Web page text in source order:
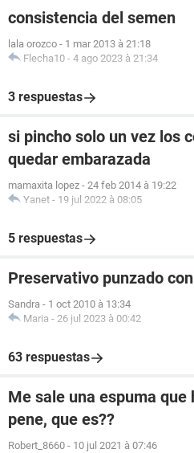
consistencia del semen
lala orozco - 1 mar 2013 à 21:18
Flecha10 - 4 ago 2023 à 21:34
3 respuestas
si pincho solo un vez los
quedar embarazada
mamaxita lopez - 24 feb 2014 à 19:22
Yanet - 19 jul 2022 à 08:05
5 respuestas
Preservativo punzado
Sandra - 1 oct 2010 à 13:34
Maria - 26 jul 2023 à 00:42
63 respuestas
Me sale una espuma que
pene, que es??
Robert_8660 - 10 jul 2021 à 07:46